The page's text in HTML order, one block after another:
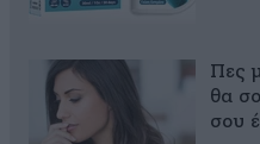
Πες
θα
σου